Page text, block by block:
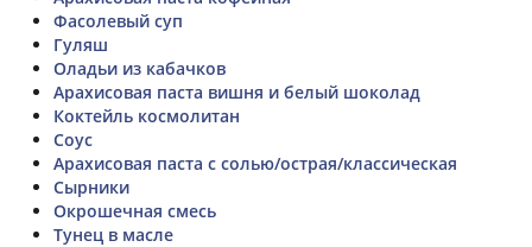
Фасолевый суп
Гуляш
Оладьи из кабачков
Арахисовая паста вишня и белый шоколад
Коктейль космолитан
Соус
Арахисовая паста с солью/острая/классическая
Сырники
Окрошечная смесь
Тунец в масле